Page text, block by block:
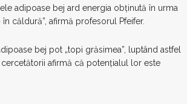
adipoase bej ard energia obţinută în urma
căldură”, afirmă profesorul Pfeifer.
bej pot „topi grăsimea”, luptând astfel
afirmă că potenţialul lor este